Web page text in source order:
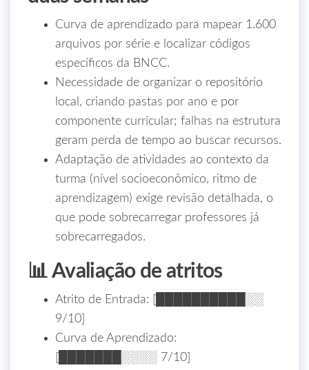
Curva de aprendizado para mapear 1.600
arquivos por série e localizar códigos
específicos da BNCC.
Necessidade de organizar o repositório
local, criando pastas por ano e por
componente curricular; falhas na estrutura
geram perda de tempo ao buscar recursos.
Adaptação de atividades ao contexto da
turma (nível socioeconômico, ritmo de
aprendizagem) exige revisão detalhada, o
que pode sobrecarregar professores já
sobrecarregados.
📊 Avaliação de atritos
Atrito de Entrada: [██████████░░
9/10]
Curva de Aprendizado:
[███████░░░░ 7/10]